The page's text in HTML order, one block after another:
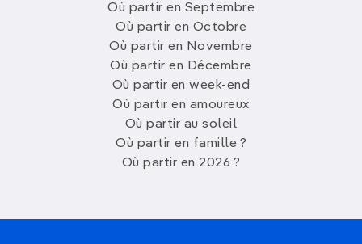
Où partir en Septembre
Où partir en Octobre
Où partir en Novembre
Où partir en Décembre
Où partir en week-end
Où partir en amoureux
Où partir au soleil
Où partir en famille ?
Où partir en 2026 ?